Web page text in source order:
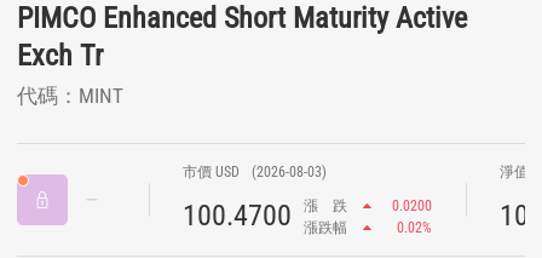
PIMCO Enhanced Short Maturity Active
Exch Tr
代碼：MINT
市價 USD (2026-08-03)
100.4700 漲 跌
0.0200
漲跌幅
0.02%
淨值